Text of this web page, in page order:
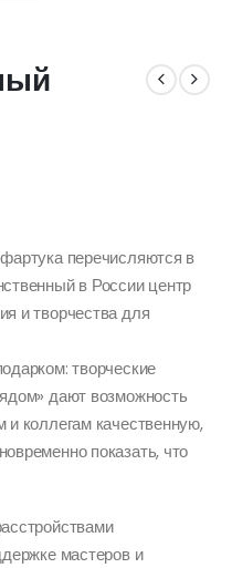
перечисляются в
в России центр
и творчества для
творческие
дают возможность
и коллегам качественную,
показать, что
мастеров и